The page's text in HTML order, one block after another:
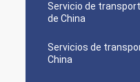
Servicio de
de China
Servicios de
China